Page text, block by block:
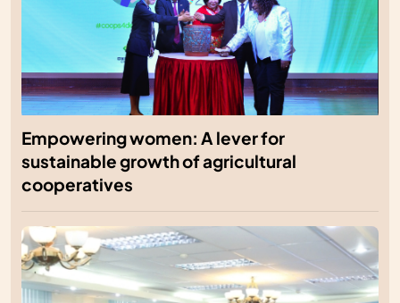
Empowering women: A lever for
sustainable growth of agricultural
cooperatives